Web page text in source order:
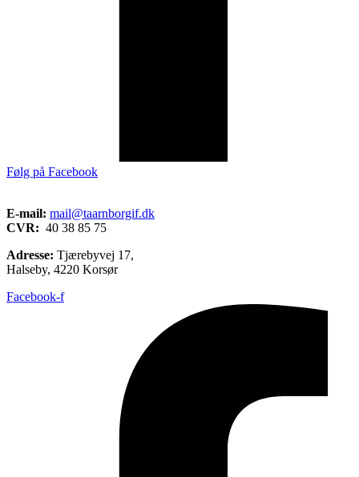
Følg på Facebook
E-mail: mail@taarnborgif.dk
CVR: 40 38 85 75
Adresse: Tjærebyvej 17,
Halseby, 4220 Korsør
Facebook-f